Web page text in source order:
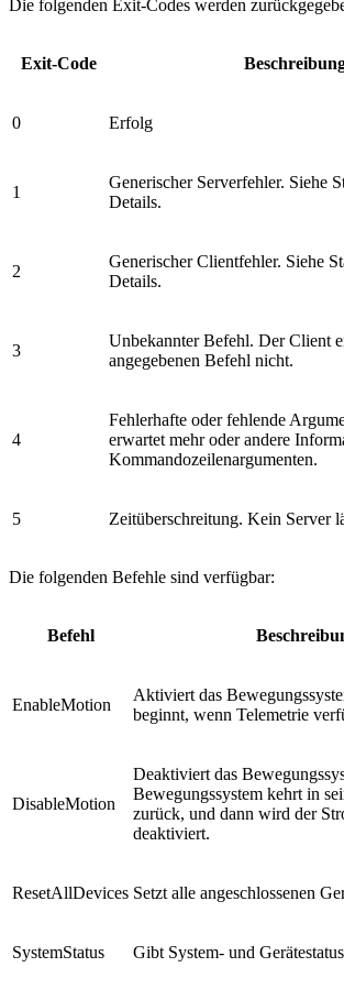
Die folgenden Exit-Codes werden
Exit-Code
0 Erfolg
1
Generischer Serverfehler. Siehe
Details.
2
Generischer Clientfehler. Siehe
Details.
3
Unbekannter Befehl. Der Client
angegebenen Befehl nicht.
4
Fehlerhafte oder fehlende
erwartet mehr oder andere
Kommandozeilenargumenten.
5 Zeitüberschreitung. Kein Server
Die folgenden Befehle sind verfügbar:
Befehl
EnableMotion
Aktiviert das
beginnt, wenn Telemetrie
DisableMotion
Deaktiviert das
Bewegungssystem kehrt in
zurück, und dann wird der
deaktiviert.
ResetAllDevices Setzt alle angeschlossenen
SystemStatus Gibt System- und